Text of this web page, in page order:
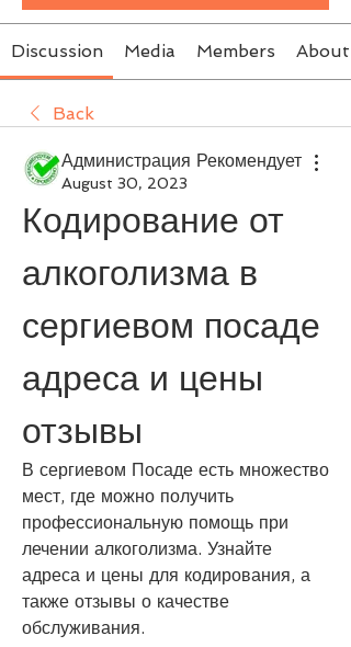
Discussion Media Members About
Back
Администрация Рекомендует
August 30, 2023
Кодирование от
алкоголизма в
сергиевом посаде
адреса и цены
отзывы
В сергиевом Посаде есть множество
мест, где можно получить
профессиональную помощь при
лечении алкоголизма. Узнайте
адреса и цены для кодирования, а
также отзывы о качестве
обслуживания.